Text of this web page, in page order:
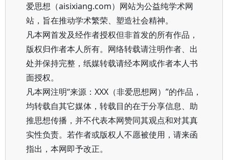
爱思想（aisixiang.com）网站为公益纯学术网
站，旨在推动学术繁荣、塑造社会精神。
凡本网首发及经作者授权但非首发的所有作品，
版权归作者本人所有。网络转载请注明作者、出
处并保持完整，纸媒转载请经本网或作者本人书
面授权。
凡本网注明“来源：XXX（非爱思想网）”的作品，
均转载自其它媒体，转载目的在于分享信息、助
推思想传播，并不代表本网赞同其观点和对其真
实性负责。若作者或版权人不愿被使用，请来函
指出，本网即予改正。